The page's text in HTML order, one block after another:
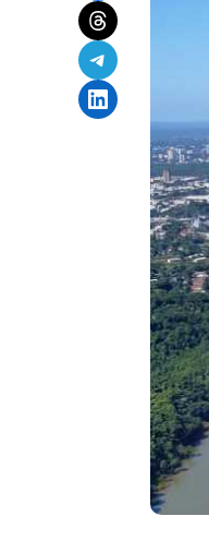
Share on Threads
Share on Telegram
Share on LinkedIn